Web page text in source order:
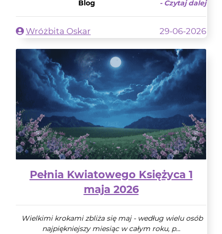
Blog
- Czytaj dalej
Wróżbita Oskar 29-06-2026
Pełnia Kwiatowego Księżyca 1
maja 2026
Wielkimi krokami zbliża się maj - według wielu osób
najpiękniejszy miesiąc w całym roku, p...